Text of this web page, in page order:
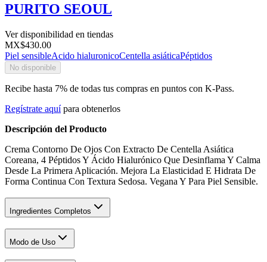
PURITO SEOUL
Ver disponibilidad en tiendas
MX$430.00
Piel sensibleAcido hialuronicoCentella asiáticaPéptidos
No disponible
Recibe hasta 7% de todas tus compras en puntos con K-Pass.
Regístrate aquí para obtenerlos
Descripción del Producto
Crema Contorno De Ojos Con Extracto De Centella Asiática
Coreana, 4 Péptidos Y Ácido Hialurónico Que Desinflama Y Calma
Desde La Primera Aplicación. Mejora La Elasticidad E Hidrata De
Forma Continua Con Textura Sedosa. Vegana Y Para Piel Sensible.
Ingredientes Completos
Modo de Uso